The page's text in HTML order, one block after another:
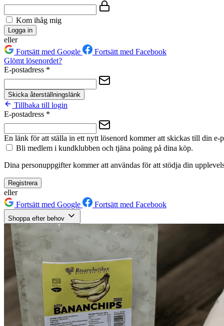
Kom ihåg mig
Logga in
eller
Fortsätt med Google
Fortsätt med Facebook
Glömt lösenordet?
E-postadress *
Skicka återställningslänk
Tillbaka till login
E-postadress *
En länk för att ställa in ett nytt lösenord kommer att skickas till din e-
Bli medlem i kundklubben och tjäna poäng på dina köp.
Dina personuppgifter kommer att användas för att stödja din
Registrera
eller
Fortsätt med Google
Fortsätt med Facebook
Shoppa efter behov